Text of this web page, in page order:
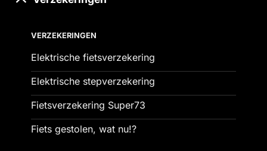
VERZEKERINGEN
Elektrische fietsverzekering
Elektrische stepverzekering
Fietsverzekering Super73
Fiets gestolen, wat nu!?